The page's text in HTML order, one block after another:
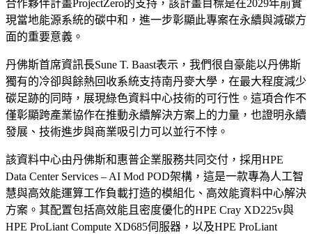
合作夥伴計畫ProjectZero的支持，該計畫目標是在2029年前實
現當地能源系統的碳中和，進一步彰顯此專案在永續與減碳方
面的重要意義。
丹佛斯首席資訊長Sune T. Baast表示，我們很自豪能以丹佛斯
獨有的冷卻與餘熱回收系統支持南丹麥大學，在最大程度減少
碳足跡的同時，展現綠色資料中心技術的可行性。這項合作不
僅彰顯跨產業協作在推動永續解決方案上的力量，也證明永續
發展、技術進步與商業吸引力可以並行不悖。
該資料中心由丹佛斯和惠普企業服務共同交付，採用HPE
Data Center Services – AI Mod POD架構，這是一款專為人工智
慧與高效能運算工作負載打造的模組化、高效能資料中心解決
方案。其配置包括高效能且密度優化的HPE Cray XD225v與
HPE ProLiant Compute XD685伺服器，以及HPE ProLiant